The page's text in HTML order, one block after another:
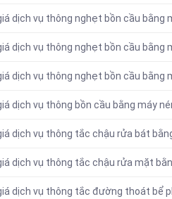
dịch vụ thông nghẹt bồn cầu bằng
dịch vụ thông nghẹt bồn cầu bằng
dịch vụ thông nghẹt bồn cầu bằng
dịch vụ thông bồn cầu bằng máy
dịch vụ thông tắc chậu rửa bát
dịch vụ thông tắc chậu rửa mặt
dịch vụ thông tắc đường thoát bể